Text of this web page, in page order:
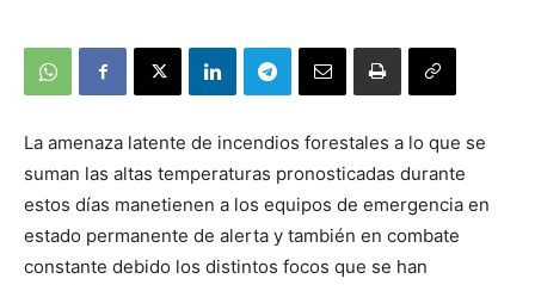
La amenaza latente de incendios forestales a lo que se
suman las altas temperaturas pronosticadas durante
estos días manetienen a los equipos de emergencia en
estado permanente de alerta y también en combate
constante debido los distintos focos que se han